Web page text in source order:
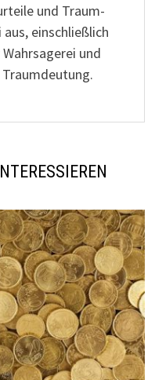
und Traum-
einschließlich
und